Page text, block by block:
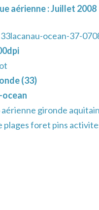
aérienne : Juillet 2008
33lacanau-ocean-37-
(33)
ocean
gironde
plages foret pins